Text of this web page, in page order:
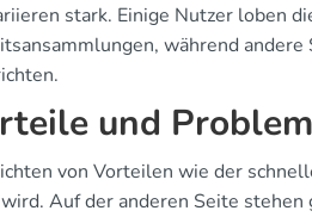
stark. Einige Nutzer loben
während
und
von Vorteilen wie der
Auf der anderen Seite